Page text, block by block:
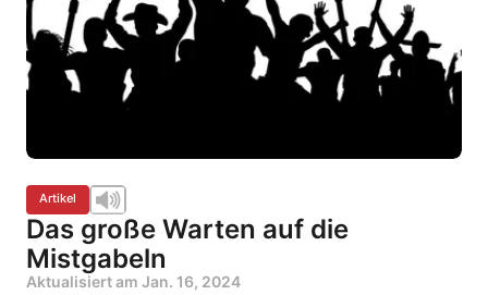
Artikel
Das große Warten auf die
Mistgabeln
Aktualisiert am Jan. 16, 2024